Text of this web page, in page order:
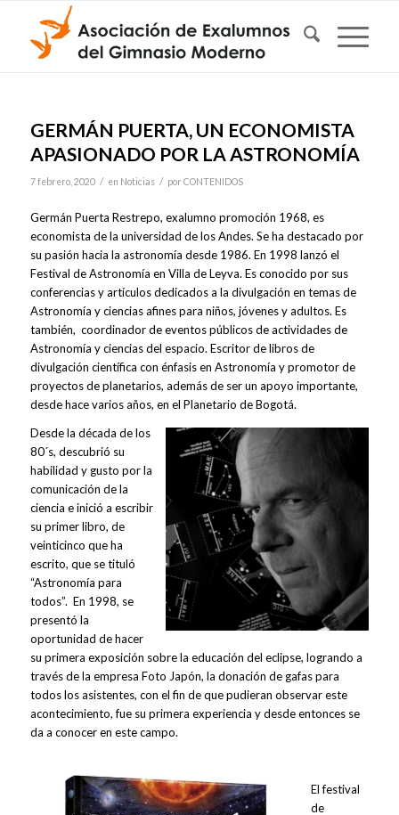
GERMÁN PUERTA, UN ECONOMISTA
APASIONADO POR LA ASTRONOMÍA
7 febrero, 2020 / en Noticias / por CONTENIDOS
Germán Puerta Restrepo, exalumno promoción 1968, es
economista de la universidad de los Andes. Se ha destacado por
su pasión hacia la astronomía desde 1986. En 1998 lanzó el
Festival de Astronomía en Villa de Leyva. Es conocido por sus
conferencias y artículos dedicados a la divulgación en temas de
Astronomía y ciencias afines para niños, jóvenes y adultos. Es
también, coordinador de eventos públicos de actividades de
Astronomía y ciencias del espacio. Escritor de libros de
divulgación científica con énfasis en Astronomía y promotor de
proyectos de planetarios, además de ser un apoyo importante,
desde hace varios años, en el Planetario de Bogotá.
Desde la década de los
80´s, descubrió su
habilidad y gusto por la
comunicación de la
ciencia e inició a escribir
su primer libro, de
veinticinco que ha
escrito, que se tituló
“Astronomía para
todos”. En 1998, se
presentó la
oportunidad de hacer
su primera exposición sobre la educación del eclipse, logrando a
través de la empresa Foto Japón, la donación de gafas para
todos los asistentes, con el fin de que pudieran observar este
acontecimiento, fue su primera experiencia y desde entonces se
da a conocer en este campo.
El festival
de